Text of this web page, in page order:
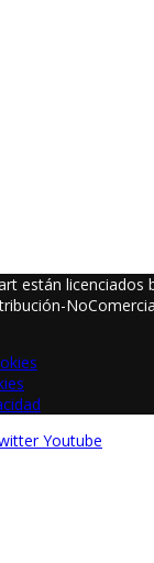
están licenciados
Youtube